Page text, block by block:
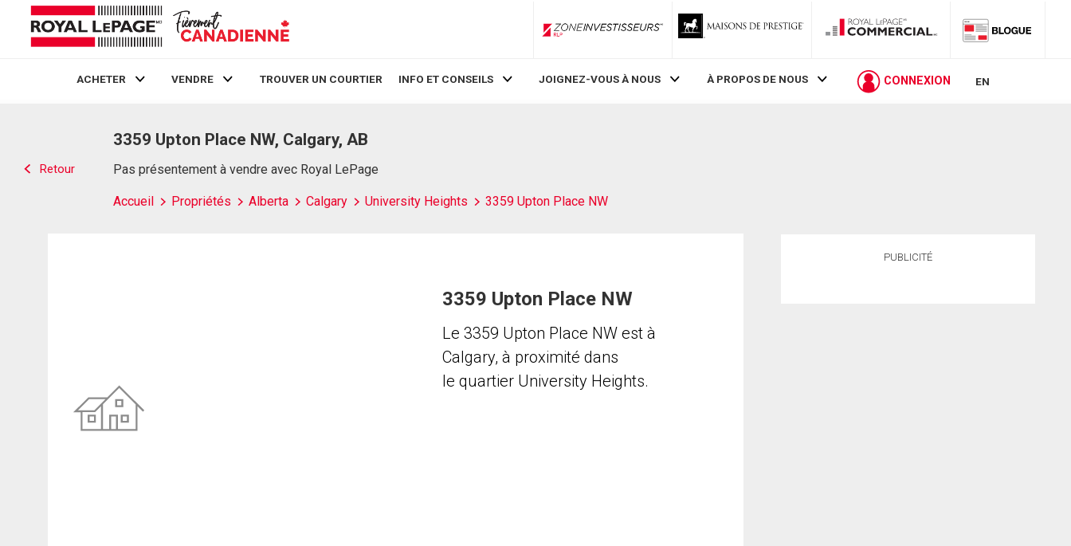
ZoneInvestisseurs RLP
ACHETER VENDRE TROUVER UN COURTIER INFO ET CONSEILS JOIGNEZ-VOUS À NOUS À PROPOS DE NOUS CONNEXION EN
Retour
3359 Upton Place NW, Calgary, AB
Pas présentement à vendre avec Royal LePage
Accueil Propriétés Alberta Calgary University Heights 3359 Upton Place NW
3359 Upton Place NW
Le 3359 Upton Place NW est à
Calgary, à proximité dans
le quartier University Heights.
PUBLICITÉ